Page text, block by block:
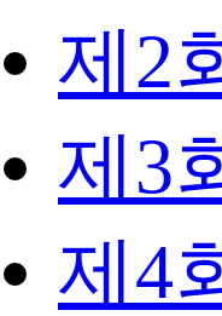
제2
제3
제4